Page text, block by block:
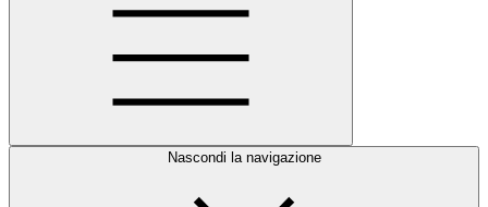
Nascondi la navigazione